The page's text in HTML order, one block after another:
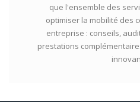
que l'ensemble des
optimiser la mobilité des
entreprise : conseils,
prestations